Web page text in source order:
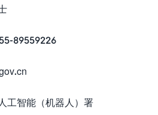
89559226
智能（机器人）署